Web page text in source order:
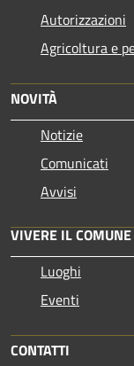
Autorizzazioni
Agricoltura e
NOVITÀ
Notizie
Comunicati
Avvisi
VIVERE IL COMUNE
Luoghi
Eventi
CONTATTI